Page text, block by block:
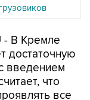
- В Кремле
достаточную
введением
что
все